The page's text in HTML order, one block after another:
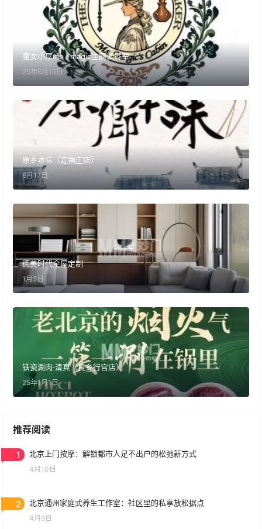
魔女小屋ms . magic主题调香室
25年6月15日
原乡本味（定福庄店）
6月17日
德美时代全屋定制
1月5日
铁瓷涮肉·清真（良乡行宫店）
25年1月1日
推荐阅读
1 北京上门按摩：解锁都市人足不出户的松弛新方式
4月10日
2 北京通州家庭式养生工作室：社区里的私享放松据点
4月9日